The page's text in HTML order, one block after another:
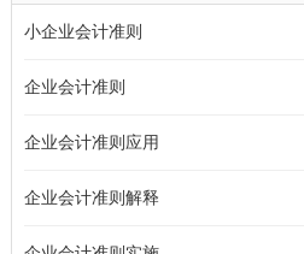
小企业会计准则
企业会计准则
企业会计准则应用
企业会计准则解释